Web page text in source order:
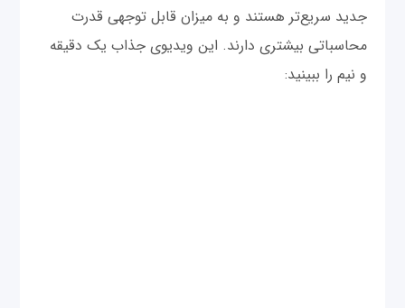
جدید سریع‌تر هستند و به میزان قابل توجهی قدرت
محاسباتی بیشتری دارند. این ویدیوی جذاب یک دقیقه
و نیم را ببینید: